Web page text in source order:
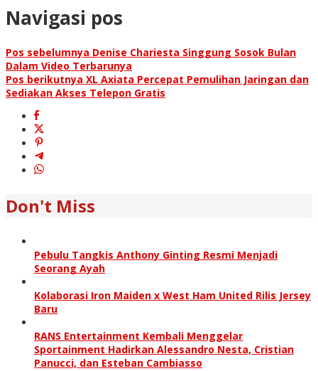
Navigasi pos
Pos sebelumnya Denise Chariesta Singgung Sosok Bulan
Dalam Video Terbarunya
Pos berikutnya XL Axiata Percepat Pemulihan Jaringan dan
Sediakan Akses Telepon Gratis
Don't Miss
Pebulu Tangkis Anthony Ginting Resmi Menjadi
Seorang Ayah
Kolaborasi Iron Maiden x West Ham United Rilis Jersey
Baru
RANS Entertainment Kembali Menggelar
Sportainment Hadirkan Alessandro Nesta, Cristian
Panucci, dan Esteban Cambiasso